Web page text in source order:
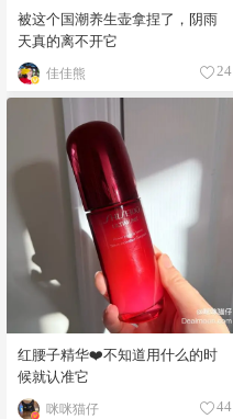
被这个国潮养生壶拿捏了，阴雨
天真的离不开它
佳佳熊 24
红腰子精华❤️不知道用什么的时
候就认准它
咪咪猫仔 44